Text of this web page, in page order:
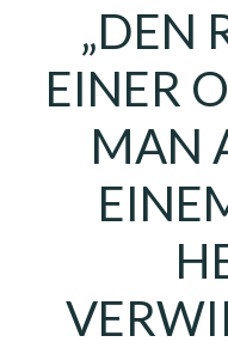
„DEN
EINER
MAN